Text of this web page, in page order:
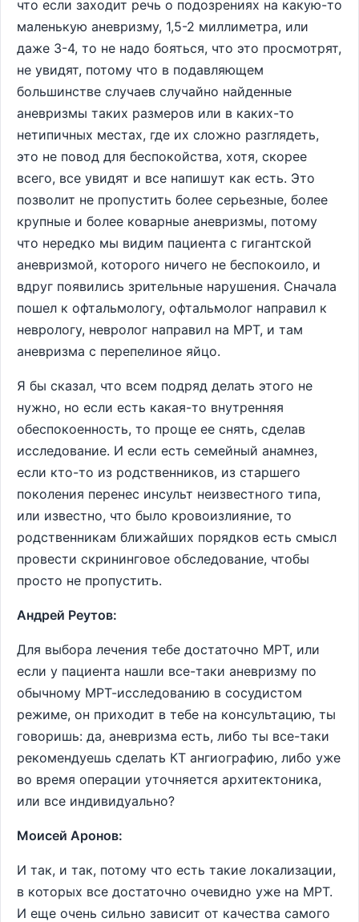
что если заходит речь о подозрениях на какую-то
маленькую аневризму, 1,5-2 миллиметра, или
даже 3-4, то не надо бояться, что это просмотрят,
не увидят, потому что в подавляющем
большинстве случаев случайно найденные
аневризмы таких размеров или в каких-то
нетипичных местах, где их сложно разглядеть,
это не повод для беспокойства, хотя, скорее
всего, все увидят и все напишут как есть. Это
позволит не пропустить более серьезные, более
крупные и более коварные аневризмы, потому
что нередко мы видим пациента с гигантской
аневризмой, которого ничего не беспокоило, и
вдруг появились зрительные нарушения. Сначала
пошел к офтальмологу, офтальмолог направил к
неврологу, невролог направил на МРТ, и там
аневризма с перепелиное яйцо.
Я бы сказал, что всем подряд делать этого не
нужно, но если есть какая-то внутренняя
обеспокоенность, то проще ее снять, сделав
исследование. И если есть семейный анамнез,
если кто-то из родственников, из старшего
поколения перенес инсульт неизвестного типа,
или известно, что было кровоизлияние, то
родственникам ближайших порядков есть смысл
провести скрининговое обследование, чтобы
просто не пропустить.
Андрей Реутов:
Для выбора лечения тебе достаточно МРТ, или
если у пациента нашли все-таки аневризму по
обычному МРТ-исследованию в сосудистом
режиме, он приходит в тебе на консультацию, ты
говоришь: да, аневризма есть, либо ты все-таки
рекомендуешь сделать КТ ангиографию, либо уже
во время операции уточняется архитектоника,
или все индивидуально?
Моисей Аронов:
И так, и так, потому что есть такие локализации,
в которых все достаточно очевидно уже на МРТ.
И еще очень сильно зависит от качества самого